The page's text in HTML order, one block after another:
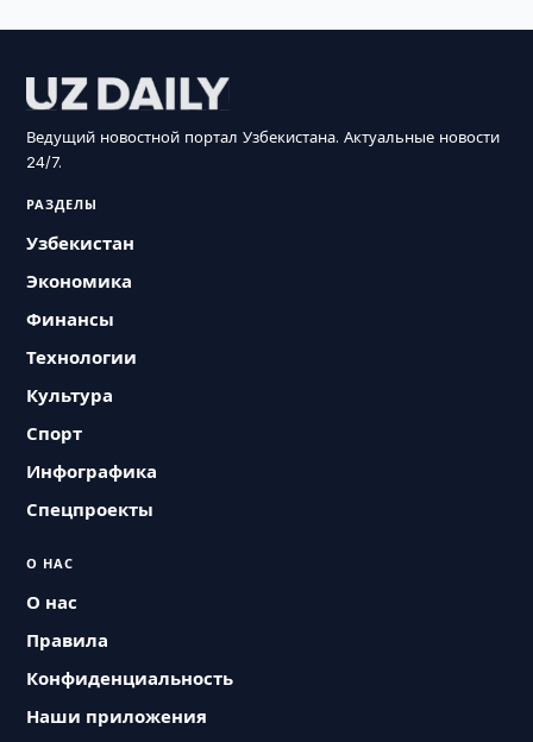
Ведущий новостной портал Узбекистана. Актуальные новости
24/7.
РАЗДЕЛЫ
Узбекистан
Экономика
Финансы
Технологии
Культура
Спорт
Инфографика
Спецпроекты
О НАС
О нас
Правила
Конфиденциальность
Наши приложения